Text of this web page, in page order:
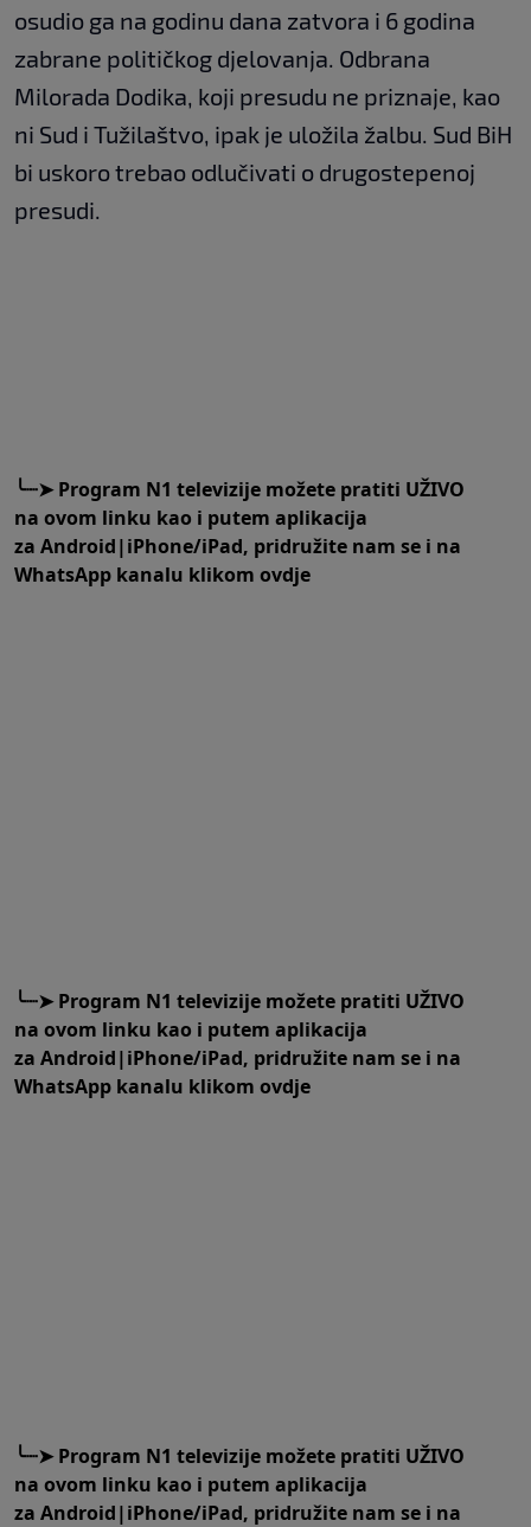
osudio ga na godinu dana zatvora i 6 godina
zabrane političkog djelovanja. Odbrana
Milorada Dodika, koji presudu ne priznaje, kao
ni Sud i Tužilaštvo, ipak je uložila žalbu. Sud BiH
bi uskoro trebao odlučivati o drugostepenoj
presudi.
╰┈➤Program N1 televizije možete pratiti UŽIVO
na ovom linku kao i putem aplikacija
za Android|iPhone/iPad, pridružite nam se i na
WhatsApp kanalu klikom ovdje
╰┈➤Program N1 televizije možete pratiti UŽIVO
na ovom linku kao i putem aplikacija
za Android|iPhone/iPad, pridružite nam se i na
WhatsApp kanalu klikom ovdje
╰┈➤Program N1 televizije možete pratiti UŽIVO
na ovom linku kao i putem aplikacija
za Android|iPhone/iPad, pridružite nam se i na